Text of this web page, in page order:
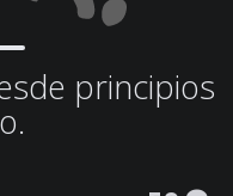
principios